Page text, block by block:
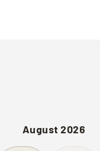
August 2026